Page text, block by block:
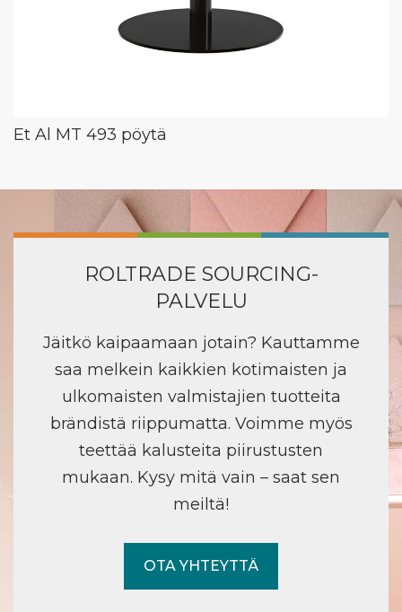
Et Al MT 493 pöytä
ROLTRADE SOURCING-
PALVELU
Jäitkö kaipaamaan jotain? Kauttamme
saa melkein kaikkien kotimaisten ja
ulkomaisten valmistajien tuotteita
brändistä riippumatta. Voimme myös
teettää kalusteita piirustusten
mukaan. Kysy mitä vain – saat sen
meiltä!
OTA YHTEYTTÄ